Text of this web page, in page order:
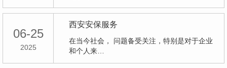
06-25
2025
西安安保服务
在当今社会， 问题备受关注，特别是对于企业
和个人来…